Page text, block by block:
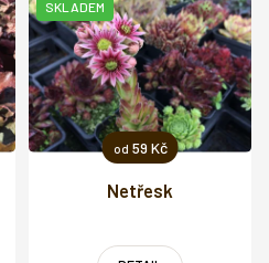
od 59 Kč
Netřesk
SKLADEM